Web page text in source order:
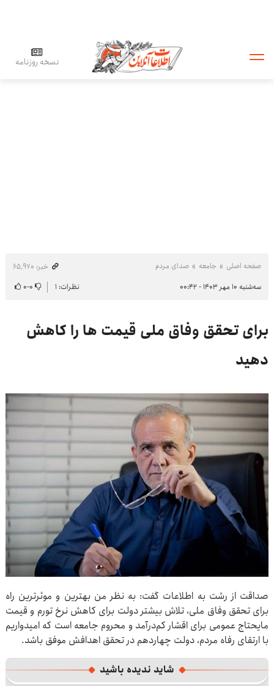
نسخه روزنامه
صفحه اصلی جامعه صدای مردم
خبر: ۶۵٬۹۷۰
سه‌شنبه ۱۰ مهر ۱۴۰۳ - ۰۰:۴۲
نظرات: ۱ ۰-۰
برای تحقق وفاق ملی قیمت ها را کاهش
دهید
صداقت از رشت به اطلاعات گفت: به نظر من بهترین و موثرترین راه
برای تحقق وفاق ملی، تلاش بیشتر دولت برای کاهش نرخ تورم و قیمت
مایحتاج عمومی برای اقشار کم‌درآمد و محروم جامعه است که امیدواریم
با ارتقای رفاه مردم، دولت چهاردهم در تحقق اهدافش موفق باشد.
شاید ندیده باشید